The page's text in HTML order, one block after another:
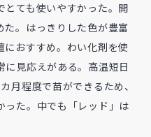
とても使いやすかった。開
。はっきりした色が豊富
おすすめ。わい化剤を使
見応えがある。高温短日
月程度で苗ができるため、
った。中でも「レッド」は